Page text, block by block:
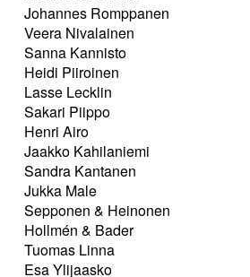
Johannes Romppanen
Veera Nivalainen
Sanna Kannisto
Heidi Piiroinen
Lasse Lecklin
Sakari Piippo
Henri Airo
Jaakko Kahilaniemi
Sandra Kantanen
Jukka Male
Sepponen & Heinonen
Hollmén & Bader
Tuomas Linna
Esa Ylijaasko